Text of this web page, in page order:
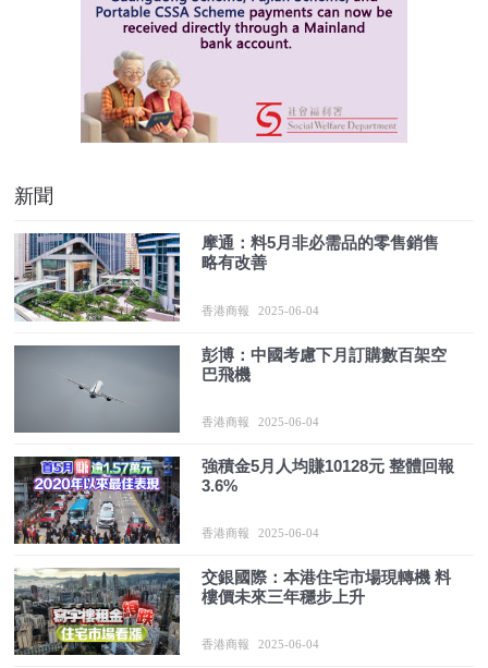
新聞
摩通：料5月非必需品的零售銷售
略有改善
香港商報 2025-06-04
彭博：中國考慮下月訂購數百架空
巴飛機
香港商報 2025-06-04
強積金5月人均賺10128元 整體回報
3.6%
香港商報 2025-06-04
交銀國際：本港住宅市場現轉機 料
樓價未來三年穩步上升
香港商報 2025-06-04